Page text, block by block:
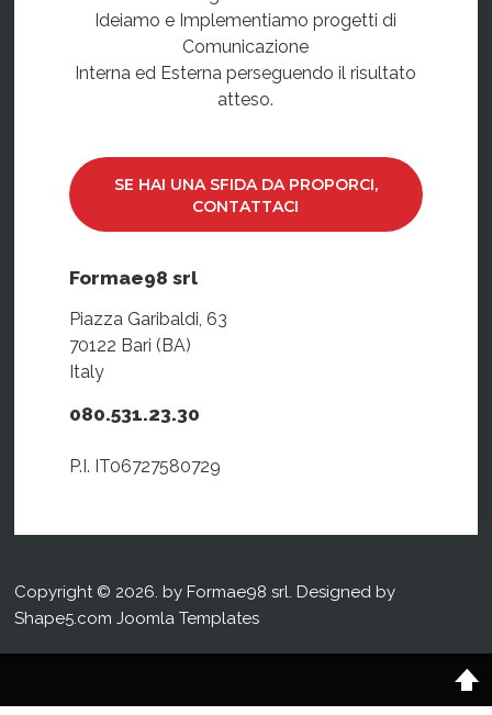
Ideiamo e Implementiamo progetti di
Comunicazione
Interna ed Esterna perseguendo il risultato
atteso.
SE HAI UNA SFIDA DA PROPORCI,
CONTATTACI
Formae98 srl
Piazza Garibaldi, 63
70122 Bari (BA)
Italy
080.531.23.30
P.I. IT06727580729
Copyright © 2026. by Formae98 srl. Designed by
Shape5.comJoomla Templates